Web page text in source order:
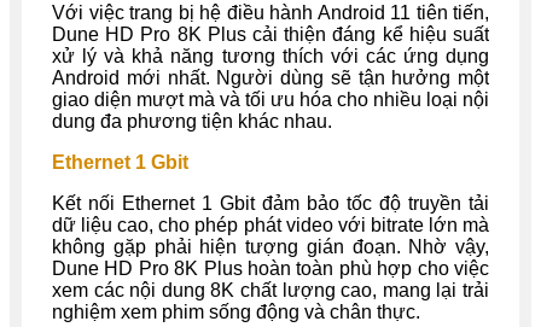
Với việc trang bị hệ điều hành Android 11 tiên tiến,
Dune HD Pro 8K Plus cải thiện đáng kể hiệu suất
xử lý và khả năng tương thích với các ứng dụng
Android mới nhất. Người dùng sẽ tận hưởng một
giao diện mượt mà và tối ưu hóa cho nhiều loại nội
dung đa phương tiện khác nhau.
Ethernet 1 Gbit
Kết nối Ethernet 1 Gbit đảm bảo tốc độ truyền tải
dữ liệu cao, cho phép phát video với bitrate lớn mà
không gặp phải hiện tượng gián đoạn. Nhờ vậy,
Dune HD Pro 8K Plus hoàn toàn phù hợp cho việc
xem các nội dung 8K chất lượng cao, mang lại trải
nghiệm xem phim sống động và chân thực.